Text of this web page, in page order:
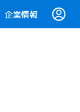
企業情報